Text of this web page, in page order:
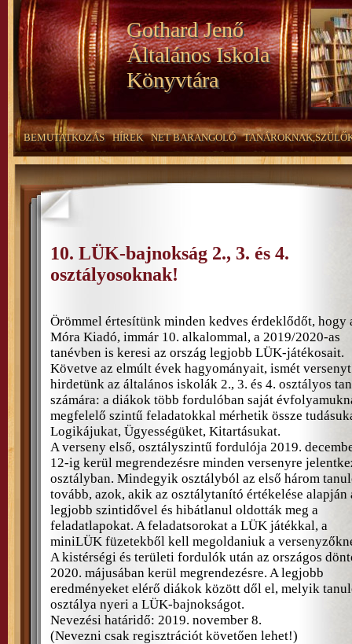
Gothard Jenő
Általános Iskola
Könyvtára
BEMUTATKOZÁS HÍREK NET BARANGOLÓ
10. LÜK-bajnokság 2., 3. és 4.
osztályosoknak!
Örömmel értesítünk minden kedves érdeklődőt, hogy
Móra Kiadó, immár 10. alkalommal, a 2019/2020-as
tanévben is keresi az ország legjobb LÜK-játékosait.
Követve az elmúlt évek hagyományait, ismét versenyt
hirdetünk az általános iskolák 2., 3. és 4. osztályos
számára: a diákok több fordulóban saját
megfelelő szintű feladatokkal mérhetik össze
Logikájukat, Ügyességüket, Kitartásukat.
A verseny első, osztályszintű fordulója 2019.
12-ig kerül megrendezésre minden versenyre
osztályban. Mindegyik osztályból az első három
tovább, azok, akik az osztálytanító értékelése alapján
legjobb szintidővel és hibátlanul oldották meg a
feladatlapokat. A feladatsorokat a LÜK játékkal, a
miniLÜK füzetekből kell megoldaniuk a
A kistérségi és területi fordulók után az országos
2020. májusában kerül megrendezésre. A legjobb
eredményeket elérő diákok között dől el, melyik
osztálya nyeri a LÜK-bajnokságot.
Nevezési határidő: 2019. november 8.
(Nevezni csak regisztrációt követően lehet!)